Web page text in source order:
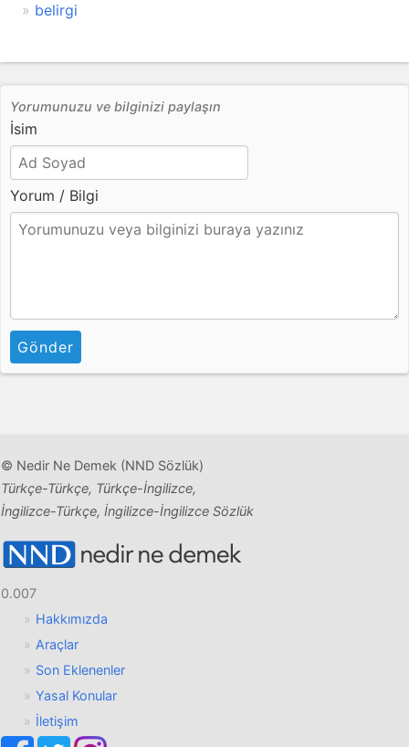
belirgi
Yorumunuzu ve bilginizi paylaşın
İsim
Yorum / Bilgi
Gönder
© Nedir Ne Demek (NND Sözlük)
Türkçe-Türkçe, Türkçe-İngilizce,
İngilizce-Türkçe, İngilizce-İngilizce Sözlük
0.007
Hakkımızda
Araçlar
Son Eklenenler
Yasal Konular
İletişim